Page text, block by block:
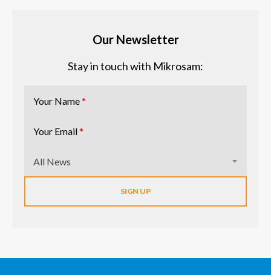
Our Newsletter
Stay in touch with Mikrosam:
Your Name*
Your Email*
All News